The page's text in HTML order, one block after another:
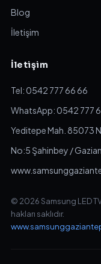
Blog
İletişim
İletişim
Tel: 0542 777 66 66
WhatsApp: 0542 777
Yeditepe Mah. 85073
No:5 Şahinbey /
© 2026 Samsung LED
hakları saklıdır.